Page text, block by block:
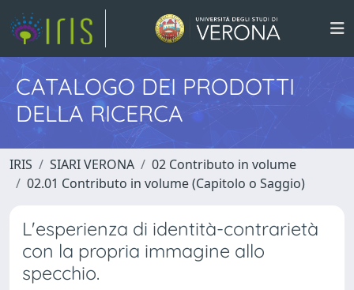
CATALOGO DEI PRODOTTI
DELLA RICERCA
IRIS SIARI VERONA
02 Contributo in volume
02.01 Contributo in volume (Capitolo o Saggio)
L'esperienza di identità-contrarietà
con la propria immagine allo
specchio.